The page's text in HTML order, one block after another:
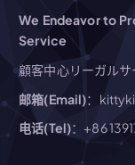
We Endeavor to
Service
顧客中心リーガル
邮箱(Email)：
电话(Tel)：+86